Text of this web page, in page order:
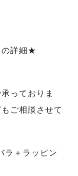
の詳細★
っておりま
ご相談させて
ラ＋ラッピン